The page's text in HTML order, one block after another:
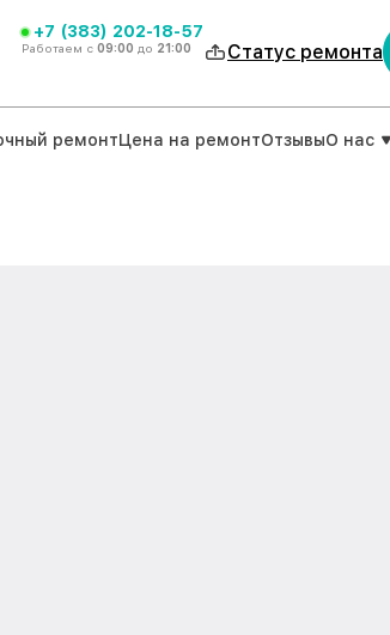
+7 (383) 202-18-57
Работаем с 09:00 до 21:00 Статус ремонта
ремонтЦена на ремонтОтзывыО нас